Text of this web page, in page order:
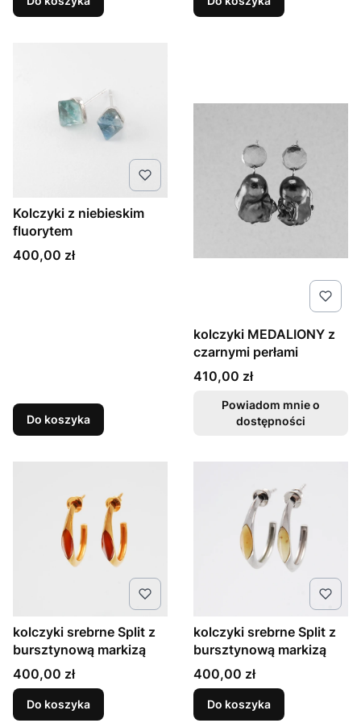
Kolczyki z niebieskim
fluorytem
Cena
400,00 zł
Do koszyka
kolczyki MEDALIONY z
czarnymi perłami
Cena
410,00 zł
Powiadom mnie o
dostępności
kolczyki srebrne Split z
bursztynową markizą
Cena
400,00 zł
Do koszyka
kolczyki srebrne Split z
bursztynową markizą
Cena
400,00 zł
Do koszyka